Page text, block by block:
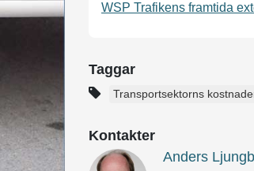
WSP Trafikens framtida
Taggar
Transportsektorns
Kontakter
Anders